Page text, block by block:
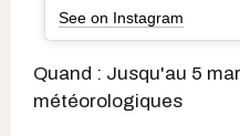
See on Instagram
Quand : Jusqu'au 5
météorologiques